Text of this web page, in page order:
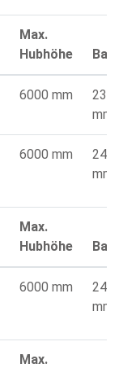
Max.
Hubhöhe
6000 mm
mm
6000 mm
mm
Max.
Hubhöhe
6000 mm
mm
Max.